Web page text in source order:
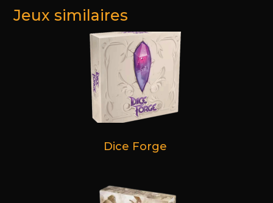
Jeux similaires
Dice Forge